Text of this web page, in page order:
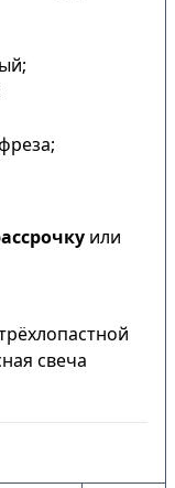
или
свеча